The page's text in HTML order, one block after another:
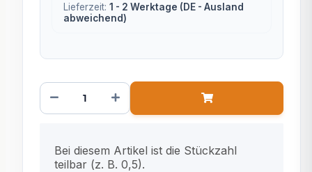
Lieferzeit: 1 - 2 Werktage (DE - Ausland
abweichend)
Bei diesem Artikel ist die Stückzahl
teilbar (z. B. 0,5).